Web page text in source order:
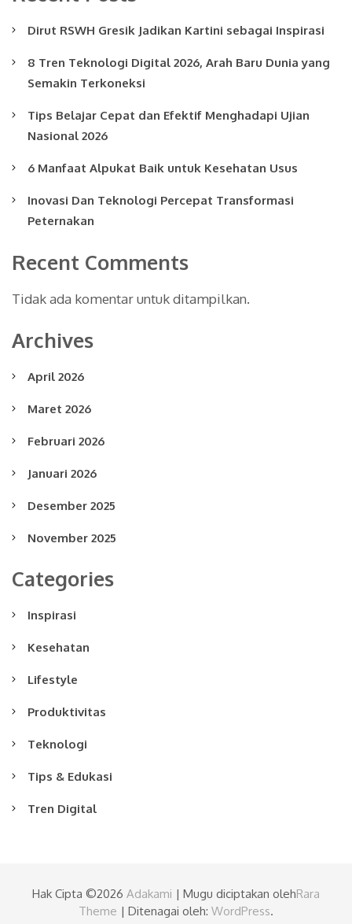
Dirut RSWH Gresik Jadikan Kartini sebagai Inspirasi
8 Tren Teknologi Digital 2026, Arah Baru Dunia yang
Semakin Terkoneksi
Tips Belajar Cepat dan Efektif Menghadapi Ujian
Nasional 2026
6 Manfaat Alpukat Baik untuk Kesehatan Usus
Inovasi Dan Teknologi Percepat Transformasi
Peternakan
Recent Comments
Tidak ada komentar untuk ditampilkan.
Archives
April 2026
Maret 2026
Februari 2026
Januari 2026
Desember 2025
November 2025
Categories
Inspirasi
Kesehatan
Lifestyle
Produktivitas
Teknologi
Tips & Edukasi
Tren Digital
Hak Cipta ©2026 Adakami | Mugu diciptakan olehRara
Theme | Ditenagai oleh: WordPress.